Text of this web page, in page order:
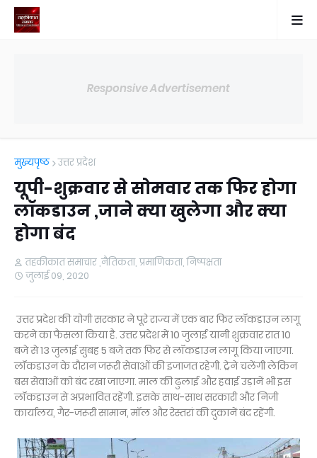
Responsive Advertisement
मुख्यपृष्ठ उत्तर प्रदेश
यूपी-शुक्रवार से सोमवार तक फिर होगा
लॉकडाउन ,जाने क्या खुलेगा और क्या
होगा बंद
तहकीकात समाचार ,नैतिकता, प्रमाणिकता, निष्पक्षता
जुलाई 09, 2020
उत्तर प्रदेश की योगी सरकार ने पूरे राज्य में एक बार फिर लॉकडाउन लागू
करने का फैसला किया है. उत्तर प्रदेश में 10 जुलाई यानी शुक्रवार रात 10
बजे से 13 जुलाई सुबह 5 बजे तक फिर से लॉकडाउन लागू किया जाएगा.
लॉकडाउन के दौरान जरूरी सेवाओं की इजाजत रहेगी. ट्रेने चलेंगी लेकिन
बस सेवाओं को बंद रखा जाएगा. माल की ढुलाई और हवाई उड़ानें भी इस
लॉकडाउन से अप्रभावित रहेंगी. इसके साथ-साथ सरकारी और निजी
कार्यालय, गैर-जरूरी सामान, मॉल और रेस्तरां की दुकानें बंद रहेंगी.